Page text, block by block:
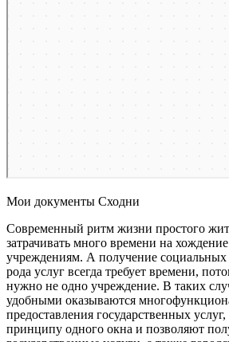
Мои документы Сходни
Современный ритм жизни простого
затрачивать много времени на
учреждениям. А получение социальных
рода услуг всегда требует времени,
нужно не одно учреждение. В таких
удобными оказываются
предоставления государственных
принципу одного окна и позволяют